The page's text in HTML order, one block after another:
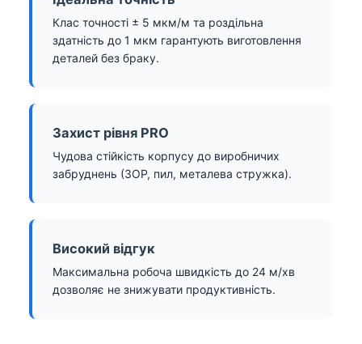
Клас точності ± 5 мкм/м та роздільна
здатність до 1 мкм гарантують виготовлення
деталей без браку.
Захист рівня PRO
Чудова стійкість корпусу до виробничих
забруднень (ЗОР, пил, металева стружка).
Високий відгук
Максимальна робоча швидкість до 24 м/хв
дозволяє не знижувати продуктивність.